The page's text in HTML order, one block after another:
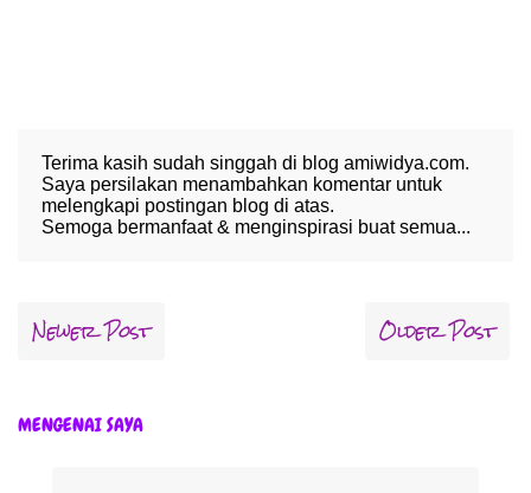
Terima kasih sudah singgah di blog amiwidya.com.
Saya persilakan menambahkan komentar untuk
melengkapi postingan blog di atas.
Semoga bermanfaat & menginspirasi buat semua...
Newer Post Older Post
MENGENAI SAYA